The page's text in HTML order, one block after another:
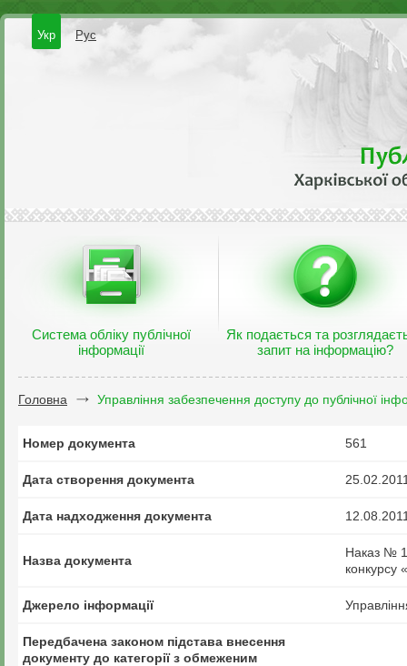
Укр Рус
Система обліку публічної
інформації
Як подається та
запит на інформацію?
Головна Управління забезпечення доступу до публічної
Номер документа 561
Дата створення документа
Дата надходження документа
Назва документа
Наказ №
конкурсу
Джерело інформації
Передбачена законом підстава внесення
документу до категорії з обмеженим